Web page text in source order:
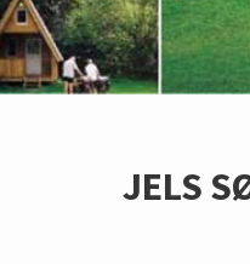
JELS